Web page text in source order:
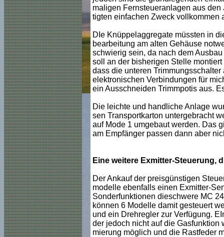
maligen Fernsteueranlagen aus
tigten einfachen Zweck vollkommen
DIe Knüppelaggregate müssten in
bearbeitung am alten Gehäuse
schwierig sein, da nach dem
soll an der bisherigen Stelle
dass die unteren
elektronischen Verbindungen für
ein Ausschneiden Trimmpotis aus.
Die leichte und handliche Anlage
sen Transportkarton untergebracht
auf Mode 1 umgebaut werden. Das
am Empfänger passen dann aber
Eine weitere Exmitter-Steuerung,
Der Ankauf der preisgünstigen
modelle ebenfalls einen Exmitter-
Sonderfunktionen dieschwere MC
können 6 Modelle damit gesteuert
und ein Drehregler zur Verfügung.
der jedoch nicht auf die Gasfunktion
mierung möglich und die Rastfeder